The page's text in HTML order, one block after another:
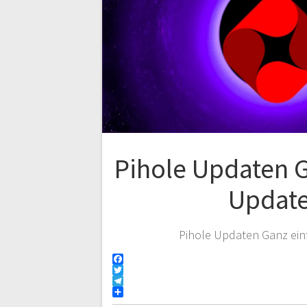
Pihole Updaten
Pihole Updaten Ganz
e
ie
T